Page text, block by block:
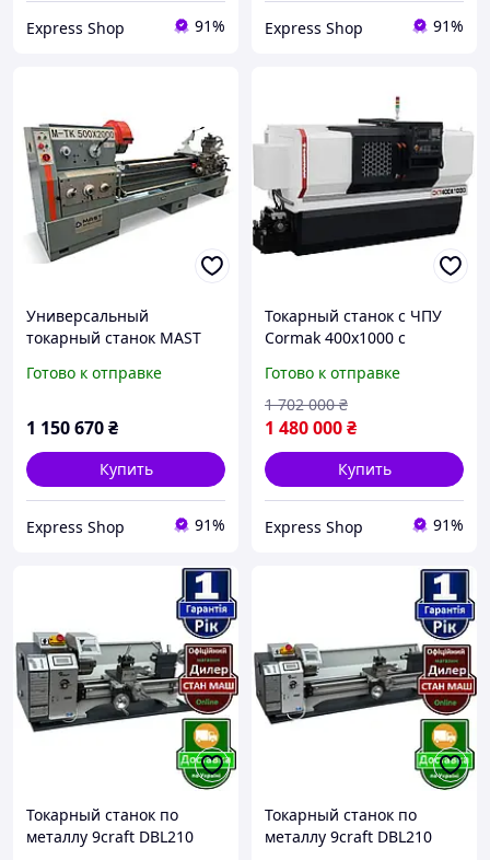
Express Shop 91% Express Shop 91%
Универсальный
токарный станок MAST
500х2000 мощность 7.5
Готово к отправке
1 150 670₴
Купить
Express Shop 91%
Токарный станок с ЧПУ
Cormak 400x1000 с
7.5 кВт скорость
вращения шпинделя до
2000 об/ми
Готово к отправке
1 480 000₴
1 702 000 ₴
Купить
Express Shop 91%
Токарный станок по
металлу 9craft DBL210
Токарный станок по
металлу 9craft DBL210